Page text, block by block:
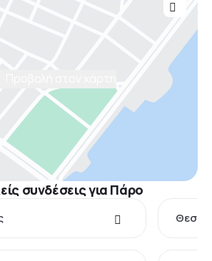
συνδέσεις για Πάρο